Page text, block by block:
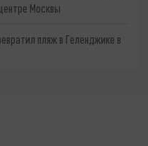
Москвы
пляж в Геленджике в